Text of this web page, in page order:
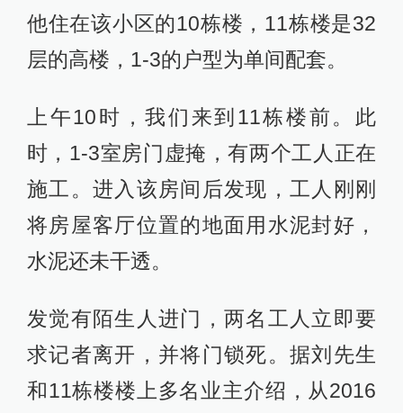
他住在该小区的10栋楼，11栋楼是32
层的高楼，1-3的户型为单间配套。
上午10时，我们来到11栋楼前。此
时，1-3室房门虚掩，有两个工人正在
施工。进入该房间后发现，工人刚刚
将房屋客厅位置的地面用水泥封好，
水泥还未干透。
发觉有陌生人进门，两名工人立即要
求记者离开，并将门锁死。据刘先生
和11栋楼楼上多名业主介绍，从2016